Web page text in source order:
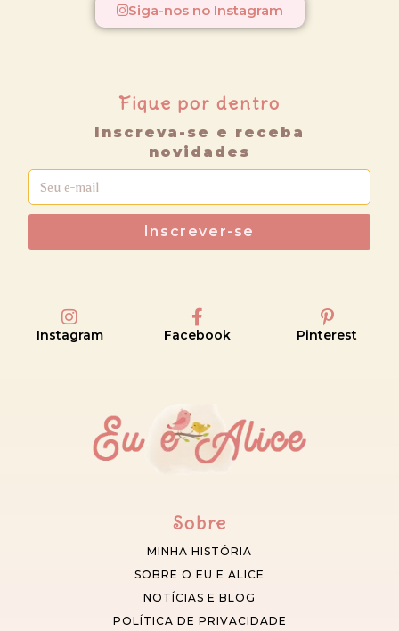
Siga-nos no Instagram
Fique por dentro
Inscreva-se e receba
novidades
Inscrever-se
Instagram Facebook Pinterest
Sobre
MINHA HISTÓRIA
SOBRE O EU E ALICE
NOTÍCIAS E BLOG
POLÍTICA DE PRIVACIDADE